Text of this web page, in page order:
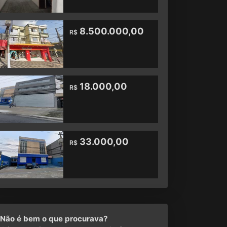
R$8.500.000,00
R$18.000,00
R$33.000,00
Não é bem o que procurava?